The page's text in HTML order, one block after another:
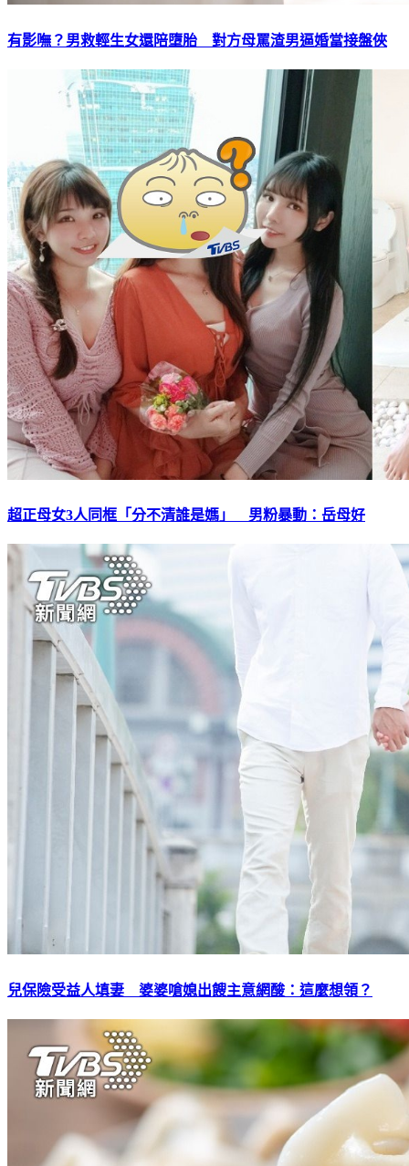
有影嘸？男救輕生女還陪墮胎 對方母罵渣男逼婚當接盤俠
超正母女3人同框「分不清誰是媽」 男粉暴動：岳母好
兒保險受益人填妻 婆婆嗆媳出餿主意網酸：這麼想領？